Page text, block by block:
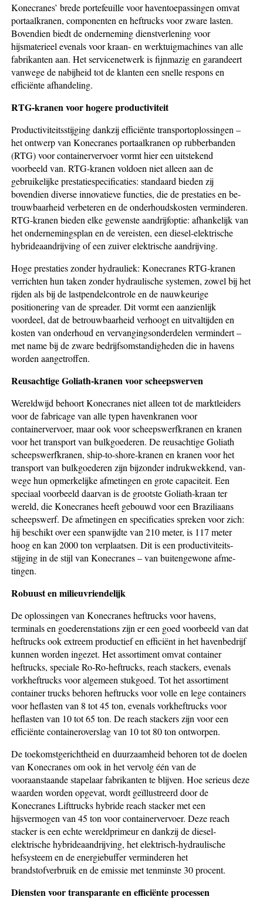
Konecranes’ brede portefeuille voor haventoepassingen omvat
portaal­kranen, componenten en heftrucks voor zware lasten.
Bovendien biedt de onderneming dienstverlening voor
hijsmaterieel evenals voor kraan- en werktuigmachines van alle
fabrikanten aan. Het servicenetwerk is fijn­mazig en garandeert
vanwege de nabijheid tot de klanten een snelle res­pons en
efficiënte afhandeling.
RTG-kranen voor hogere productiviteit
Productiviteitsstijging dankzij efficiënte transportoplossingen –
het ont­werp van Konecranes portaalkranen op rubberbanden
(RTG) voor con­tainer­vervoer vormt hier een uitstekend
voorbeeld van. RTG-kranen vol­doen niet alleen aan de
gebruikelijke prestatiespecificaties: standaard bieden zij
bovendien diverse innovatieve functies, die de prestaties en be­
trouwbaarheid verbeteren en de onderhoudskosten verminderen.
RTG-kranen bieden elke gewenste aandrijfoptie: afhankelijk van
het onder­ne­mingsplan en de vereisten, een diesel-elektrische
hybride­aandrijving of een zuiver elektrische aandrijving.
Hoge prestaties zonder hydrauliek: Konecranes RTG-kranen
verrichten hun ta­ken zonder hydraulische systemen, zowel bij het
rijden als bij de last­pendelcontrole en de nauwkeurige
positionering van de spreader. Dit vormt een aanzienlijk
voordeel, dat de betrouwbaarheid verhoogt en uitvaltijden en
kosten van onderhoud en vervangingsonderdelen vermindert –
met name bij de zware bedrijfsomstandigheden die in havens
worden aan­ge­troffen.
Reusachtige Goliath-kranen voor scheepswerven
Wereldwijd behoort Konecranes niet alleen tot de marktleiders
voor de fa­bricage van alle typen havenkranen voor
containervervoer, maar ook voor scheepswerfkranen en kranen
voor het transport van bulkgoederen. De reusachtige Goliath
scheepswerfkranen, ship-to-shore-kranen en kranen voor het
transport van bulkgoederen zijn bijzonder indrukwekkend, van­
wege hun opmerkelijke afmetingen en grote capaciteit. Een
speciaal voorbeeld daarvan is de grootste Goliath-kraan ter
wereld, die Konecranes heeft gebouwd voor een Braziliaans
scheepswerf. De afmetingen en spe­cificaties spreken voor zich:
hij beschikt over een spanwijdte van 210 meter, is 117 meter
hoog en kan 2000 ton verplaatsen. Dit is een pro­duc­ti­viteits­
stijging in de stijl van Konecranes – van buitengewone afme­
tingen.
Robuust en milieuvriendelijk
De oplossingen van Konecranes heftrucks voor havens,
terminals en goederenstations zijn er een goed voorbeeld van dat
heftrucks ook extreem productief en efficiënt in het havenbedrijf
kunnen worden ingezet. Het assortiment omvat container
heftrucks, speciale Ro-Ro-heftrucks, reach stackers, evenals
vorkheftrucks voor algemeen stukgoed. Tot het assortiment
container trucks behoren heftrucks voor volle en lege containers
voor heflasten van 8 tot 45 ton, evenals vorkheftrucks voor
heflasten van 10 tot 65 ton. De reach stackers zijn voor een
efficiënte containeroverslag van 10 tot 80 ton ontworpen.
De toekomstgerichtheid en duurzaamheid behoren tot de doelen
van Kone­cranes om ook in het vervolg één van de
vooraanstaande stapelaar fabrikanten te blijven. Hoe serieus deze
waarden worden opgevat, wordt geïllustreerd door de
Konecranes Lifttrucks hybride reach stacker met een
hijsvermogen van 45 ton voor containervervoer. Deze reach
stacker is een echte wereldprimeur en dankzij de diesel-
elektrische hybride­aan­drijving, het elektrisch-hydraulische
hefsysteem en de energiebuffer ver­min­deren het
brandstofverbruik en de emissie met tenminste 30 procent.
Diensten voor transparante en efficiënte processen